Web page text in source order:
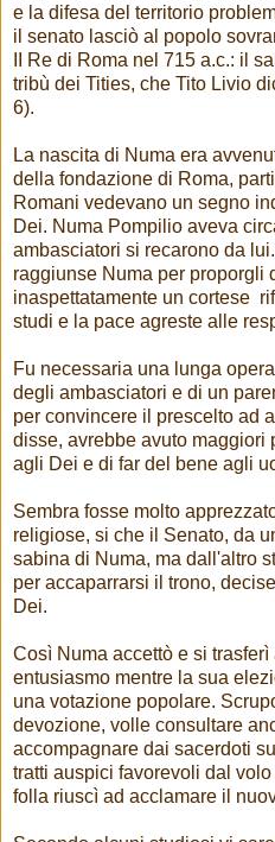
e la difesa del territorio
il senato lasciò al popolo
II Re di Roma nel 715 a.c.: il
tribù dei Tities, che Tito Livio
6).
La nascita di Numa era
della fondazione di Roma,
Romani vedevano un segno
Dei. Numa Pompilio aveva
ambasciatori si recarono da
raggiunse Numa per proporgli
inaspettatamente un cortese
studi e la pace agreste alle
Fu necessaria una lunga
degli ambasciatori e di un
per convincere il prescelto ad
disse, avrebbe avuto maggiori
agli Dei e di far del bene agli
Sembra fosse molto
religiose, si che il Senato, da
sabina di Numa, ma dall'altro
per accaparrarsi il trono,
Dei.
Così Numa accettò e si
entusiasmo mentre la sua
una votazione popolare.
devozione, volle consultare
accompagnare dai sacerdoti
tratti auspici favorevoli dal
folla riuscì ad acclamare il